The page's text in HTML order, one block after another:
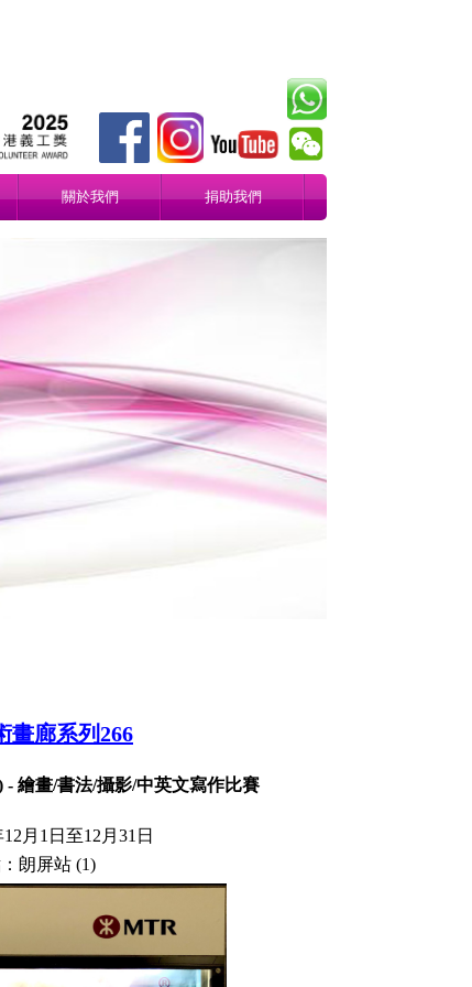
畫廊系列266
繪畫/書法/攝影/中英文寫作比賽
12 月1日至12月31日
朗屏站 (1)
關於我們 捐助我們